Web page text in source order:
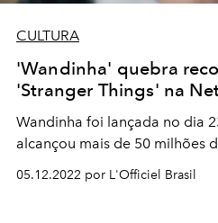
CULTURA
'Wandinha' quebra
'Stranger Things' na
Wandinha foi lançada no dia
alcançou mais de 50 milhões
05.12.2022 por L'Officiel Brasil